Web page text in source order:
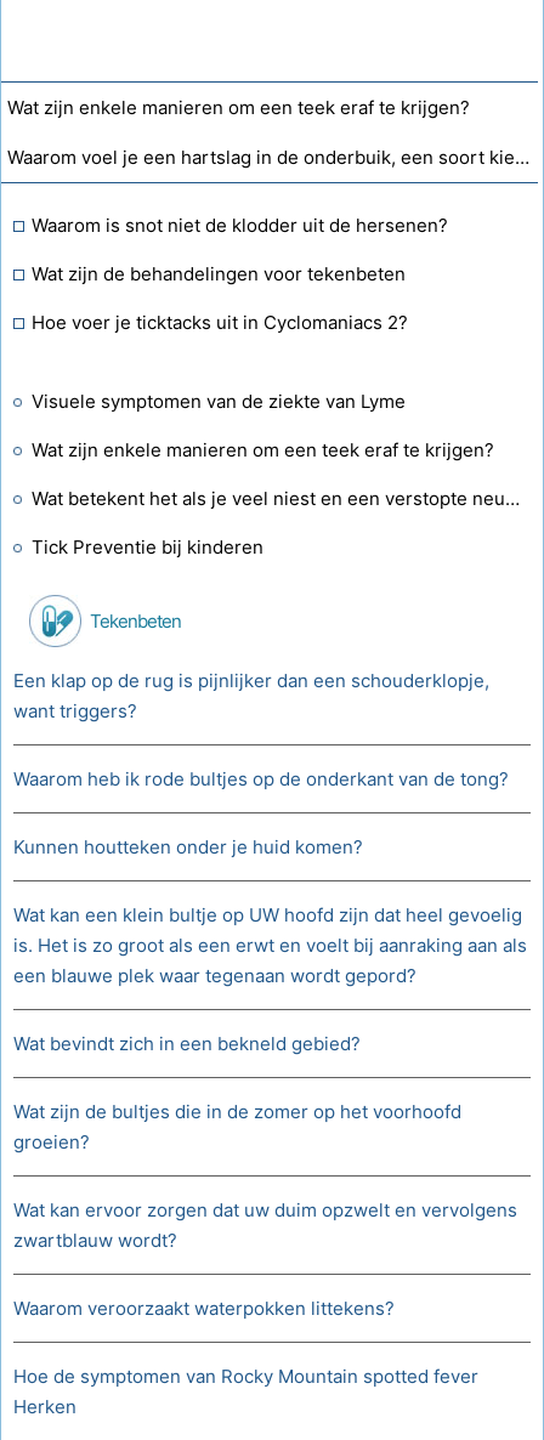
Wat zijn enkele manieren om een ​​teek eraf te krijgen?
Waarom voel je een hartslag in de onderbuik, een soort kietelen?
Waarom is snot niet de klodder uit de hersenen?
Wat zijn de behandelingen voor tekenbeten
Hoe voer je ticktacks uit in Cyclomaniacs 2?
Visuele symptomen van de ziekte van Lyme
Wat zijn enkele manieren om een ​​teek eraf te krijgen?
Wat betekent het als je veel niest en een verstopte neus hebt?
Tick ​​Preventie bij kinderen
Tekenbeten
Een klap op de rug is pijnlijker dan een schouderklopje,
want triggers?
Waarom heb ik rode bultjes op de onderkant van de tong?
Kunnen houtteken onder je huid komen?
Wat kan een klein bultje op UW hoofd zijn dat heel gevoelig
is. Het is zo groot als een erwt en voelt bij aanraking aan als
een blauwe plek waar tegenaan wordt gepord?
Wat bevindt zich in een bekneld gebied?
Wat zijn de bultjes die in de zomer op het voorhoofd
groeien?
Wat kan ervoor zorgen dat uw duim opzwelt en vervolgens
zwartblauw wordt?
Waarom veroorzaakt waterpokken littekens?
Hoe de symptomen van Rocky Mountain spotted fever
Herken